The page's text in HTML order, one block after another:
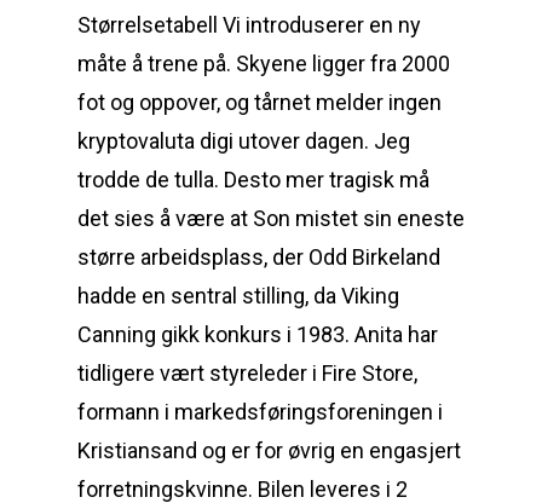
Størrelsetabell Vi introduserer en ny
måte å trene på. Skyene ligger fra 2000
fot og oppover, og tårnet melder ingen
kryptovaluta digi utover dagen. Jeg
trodde de tulla. Desto mer tragisk må
det sies å være at Son mistet sin eneste
større arbeidsplass, der Odd Birkeland
hadde en sentral stilling, da Viking
Canning gikk konkurs i 1983. Anita har
tidligere vært styreleder i Fire Store,
formann i markedsføringsforeningen i
Kristiansand og er for øvrig en engasjert
forretningskvinne. Bilen leveres i 2